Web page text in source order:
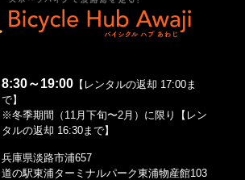
8:30～19:00【レンタルの返却 17:00ま
で】
※冬季期間（11月下旬〜2月）に限り【レン
タルの返却 16:30まで】
兵庫県淡路市浦657
道の駅東浦ターミナルパーク東浦物産館103